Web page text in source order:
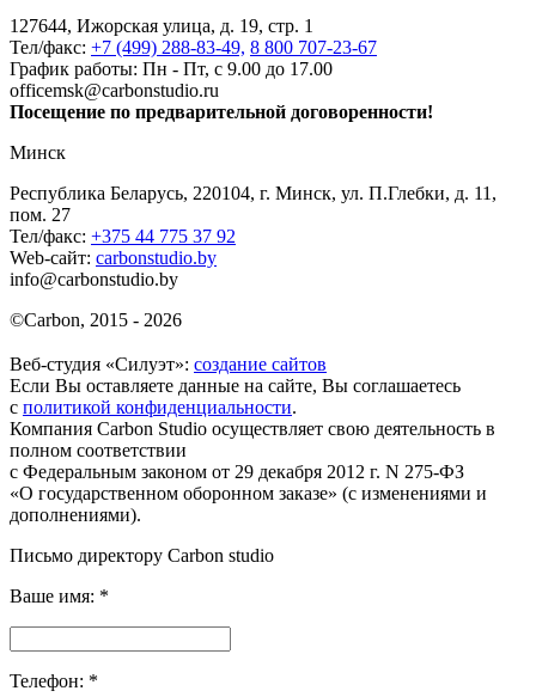
127644, Ижорская улица, д. 19, стр. 1
Тел/факс: +7 (499) 288-83-49, 8 800 707-23-67
График работы: Пн - Пт, с 9.00 до 17.00
officemsk@carbonstudio.ru
Посещение по предварительной договоренности!
Минск
Республика Беларусь, 220104, г. Минск, ул. П.Глебки, д. 11,
пом. 27
Тел/факс: +375 44 775 37 92
Web-сайт: carbonstudio.by
info@carbonstudio.by
©Carbon, 2015 - 2026
Веб-студия «Силуэт»: создание сайтов
Если Вы оставляете данные на сайте, Вы соглашаетесь
с политикой конфиденциальности.
Компания Carbon Studio осуществляет свою деятельность в
полном соответствии
с Федеральным законом от 29 декабря 2012 г. N 275-ФЗ
«О государственном оборонном заказе» (с изменениями и
дополнениями).
Письмо директору Carbon studio
Ваше имя: *
Телефон: *